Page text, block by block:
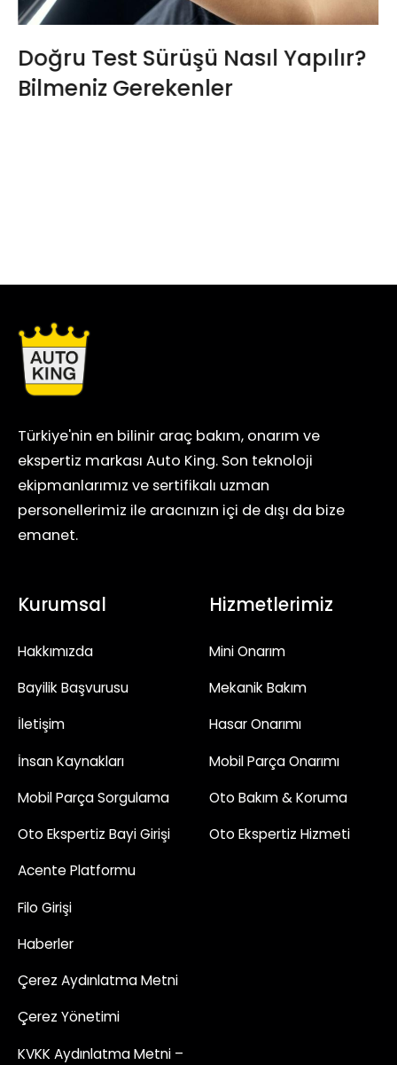
Doğru Test Sürüşü Nasıl Yapılır?
Bilmeniz Gerekenler
Türkiye'nin en bilinir araç bakım, onarım ve
ekspertiz markası Auto King. Son teknoloji
ekipmanlarımız ve sertifikalı uzman
personellerimiz ile aracınızın içi de dışı da bize
emanet.
Kurumsal
Hakkımızda
Bayilik Başvurusu
İletişim
İnsan Kaynakları
Mobil Parça Sorgulama
Oto Ekspertiz Bayi Girişi
Acente Platformu
Filo Girişi
Haberler
Çerez Aydınlatma Metni
Çerez Yönetimi
KVKK Aydınlatma Metni –
Hizmetlerimiz
Mini Onarım
Mekanik Bakım
Hasar Onarımı
Mobil Parça Onarımı
Oto Bakım & Koruma
Oto Ekspertiz Hizmeti